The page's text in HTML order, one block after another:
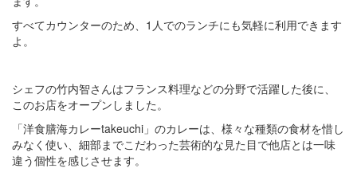
すべてカウンターのため、1人でのランチにも気軽に利用できます
よ。
シェフの竹内智さんはフランス料理などの分野で活躍した後に、
このお店をオープンしました。
「洋食膳海カレーtakeuchi」のカレーは、様々な種類の食材を惜し
みなく使い、細部までこだわった芸術的な見た目で他店とは一味
違う個性を感じさせます。